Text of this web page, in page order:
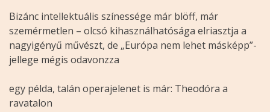
Bizánc intellektuális színessége már blöff, már
szemérmetlen – olcsó kihasználhatósága elriasztja a
nagyigényű művészt, de „Európa nem lehet másképp”-
jellege mégis odavonzza
egy példa, talán operajelenet is már: Theodóra a
ravatalon